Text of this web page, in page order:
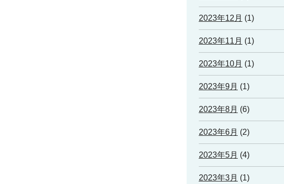
2023年12月 (1)
2023年11月 (1)
2023年10月 (1)
2023年9月 (1)
2023年8月 (6)
2023年6月 (2)
2023年5月 (4)
2023年3月 (1)